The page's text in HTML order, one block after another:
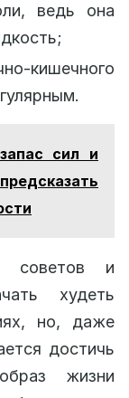
ведь она
кишечного
сил и
советов и
худеть
но, даже
достичь
жизни